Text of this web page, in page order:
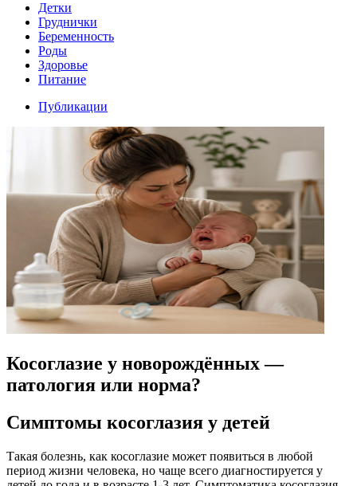
Детки
Груднички
Беременность
Роды
Здоровье
Питание
Публикации
Косоглазие у новорождённых —
патология или норма?
Симптомы косоглазия у детей
Такая болезнь, как косоглазие может появиться в любой
период жизни человека, но чаще всего диагностируется у